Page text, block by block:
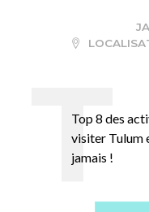
Top 8 des
visiter Tulum
jamais !